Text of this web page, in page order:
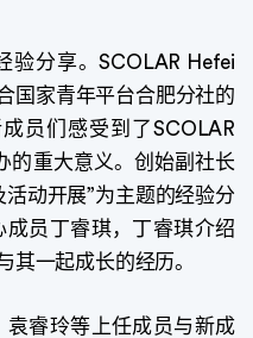
验分享。SCOLAR Hefei
国家青年平台合肥分社的
员们感受到了SCOLAR
的重大意义。创始副社长
动开展”为主题的经验分
员丁睿琪，丁睿琪介绍
其一起成长的经历。
睿玲等上任成员与新成